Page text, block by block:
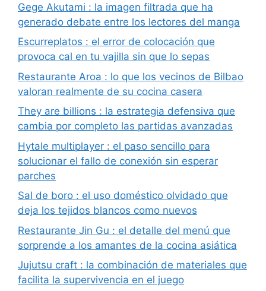
Gege Akutami : la imagen filtrada que ha
generado debate entre los lectores del manga
Escurreplatos : el error de colocación que
provoca cal en tu vajilla sin que lo sepas
Restaurante Aroa : lo que los vecinos de Bilbao
valoran realmente de su cocina casera
They are billions : la estrategia defensiva que
cambia por completo las partidas avanzadas
Hytale multiplayer : el paso sencillo para
solucionar el fallo de conexión sin esperar
parches
Sal de boro : el uso doméstico olvidado que
deja los tejidos blancos como nuevos
Restaurante Jin Gu : el detalle del menú que
sorprende a los amantes de la cocina asiática
Jujutsu craft : la combinación de materiales que
facilita la supervivencia en el juego